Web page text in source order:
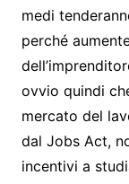
medi
perché
ovvio quindi
mercato del
dal Jobs Act,
incentivi a